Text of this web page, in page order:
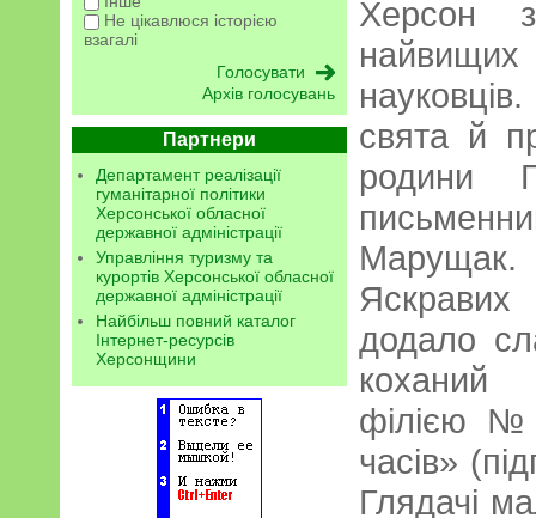
Не цікавлюся історією
взагалі
Архів голосувань
Партнери
Департамент реалізації
гуманітарної політики
Херсонської обласної
державної адміністрації
Управління туризму та
курортів Херсонської обласної
державної адміністрації
Найбільш повний каталог
Інтернет-ресурсів
Херсонщини
Херсон
свята й
родини
Марущак.
додало
коханий
філією №
часів»
Глядачі